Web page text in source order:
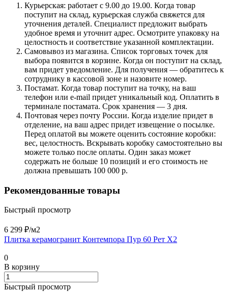
Курьерская: работает с 9.00 до 19.00. Когда товар
поступит на склад, курьерская служба свяжется для
уточнения деталей. Специалист предложит выбрать
удобное время и уточнит адрес. Осмотрите упаковку на
целостность и соответствие указанной комплектации.
Самовывоз из магазина. Список торговых точек для
выбора появится в корзине. Когда он поступит на склад,
вам придет уведомление. Для получения — обратитесь к
сотруднику в кассовой зоне и назовите номер.
Постамат. Когда товар поступит на точку, на ваш
телефон или e-mail придет уникальный код. Оплатить в
терминале постамата. Срок хранения — 3 дня.
Почтовая через почту России. Когда изделие придет в
отделение, на ваш адрес придет извещение о посылке.
Перед оплатой вы можете оценить состояние коробки:
вес, целостность. Вскрывать коробку самостоятельно вы
можете только после оплаты. Один заказ может
содержать не больше 10 позиций и его стоимость не
должна превышать 100 000 р.
Рекомендованные товары
Быстрый просмотр
6 299 ₽/м2
Плитка керамогранит Контемпора Пур 60 Рет Х2
0
В корзину
Быстрый просмотр